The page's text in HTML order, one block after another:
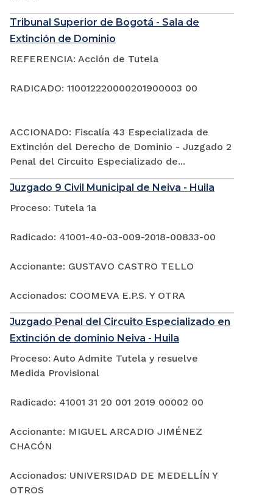
Tribunal Superior de Bogotá - Sala de
Extinción de Dominio
REFERENCIA: Acción de Tutela
RADICADO: 110012220000201900003 00
ACCIONADO: Fiscalía 43 Especializada de
Extinción del Derecho de Dominio - Juzgado 2
Penal del Circuito Especializado de...
Juzgado 9 Civil Municipal de Neiva - Huila
Proceso: Tutela 1a
Radicado: 41001-40-03-009-2018-00833-00
Accionante: GUSTAVO CASTRO TELLO
Accionados: COOMEVA E.P.S. Y OTRA
Juzgado Penal del Circuito Especializado en
Extinción de dominio Neiva - Huila
Proceso: Auto Admite Tutela y resuelve
Medida Provisional
Radicado: 41001 31 20 001 2019 00002 00
Accionante: MIGUEL ARCADIO JIMÉNEZ
CHACÓN
Accionados: UNIVERSIDAD DE MEDELLÍN Y
OTROS